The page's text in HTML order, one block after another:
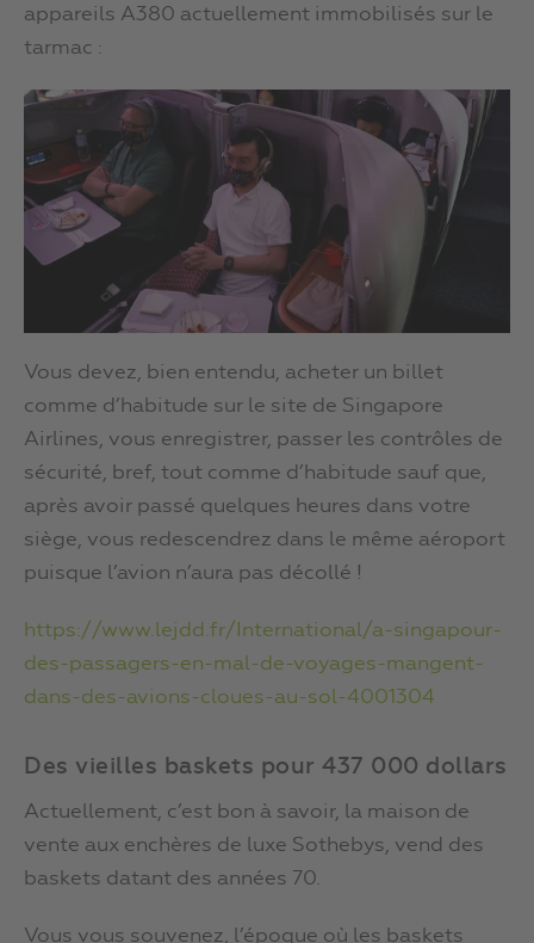
appareils A380 actuellement immobilisés sur le
tarmac :
Vous devez, bien entendu, acheter un billet
comme d’habitude sur le site de Singapore
Airlines, vous enregistrer, passer les contrôles de
sécurité, bref, tout comme d’habitude sauf que,
après avoir passé quelques heures dans votre
siège, vous redescendrez dans le même aéroport
puisque l’avion n’aura pas décollé !
https://www.lejdd.fr/International/a-singapour-
des-passagers-en-mal-de-voyages-mangent-
dans-des-avions-cloues-au-sol-4001304
Des vieilles baskets pour 437 000 dollars
Actuellement, c’est bon à savoir, la maison de
vente aux enchères de luxe Sothebys, vend des
baskets datant des années 70.
Vous vous souvenez, l’époque où les baskets